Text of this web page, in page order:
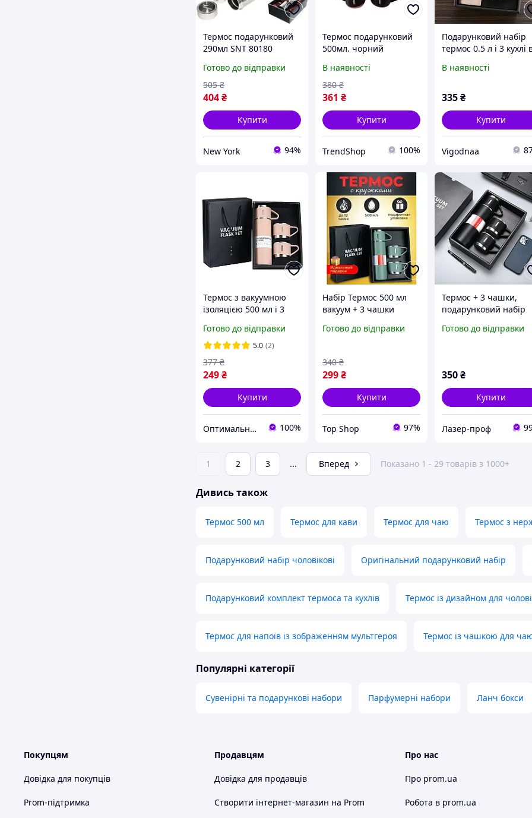
Термос подарунковий
290мл SNT 80180
Готово до відправки
404₴
505 ₴
Купити
New York 94%
Термос подарунковий
500мл. чорний
В наявності
361 ₴
380 ₴
Купити
TrendShop 100%
Подарунковий набір
термос 0.5 л і 3 кухлі
Flask Set з неіржавкої
В наявності
335₴
Купити
Vigodnaa
Термос з вакуумною
ізоляцією 500 мл і 3
подарунковій коробці
рожевий
Готово до відправки
5.0 (2)
249₴
377 ₴
Купити
Оптимальний вибiр 100%
Набір Термос 500 мл
вакуум + 3 чашки
Подарунковий
напоїв
Готово до відправки
299₴
340 ₴
Купити
Top Shop 97%
Термос + 3 чашки,
подарунковий набір
Готово до відправки
350₴
Купити
Лазер-проф
1 2 3 ... Вперед Показано 1 - 29 товарів з 1000+
Дивись також
Термос 500 мл Термос для кави Термос для чаю Термос з
Подарунковий набір чоловікові Оригінальний подарунковий набір
Подарунковий комплект термоса та кухлів Термос із дизайном для
Термос для напоїв із зображенням мультгероя Термос із чашкою для
Популярні категорії
Сувенірні та подарункові набори Парфумерні набори Ланч бокси
Покупцям
Довідка для покупців
Prom-підтримка
Продавцям
Довідка для продавців
Створити інтернет-магазин на Prom
Про нас
Про prom.ua
Робота в prom.ua